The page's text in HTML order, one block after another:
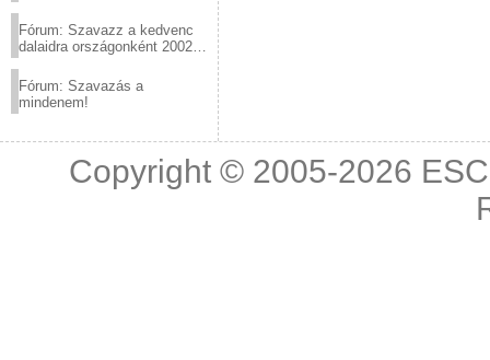
Fórum: Szavazz a kedvenc
dalaidra országonként 2002
Fórum: Szavazás a
mindenem!
Copyright © 2005-2026